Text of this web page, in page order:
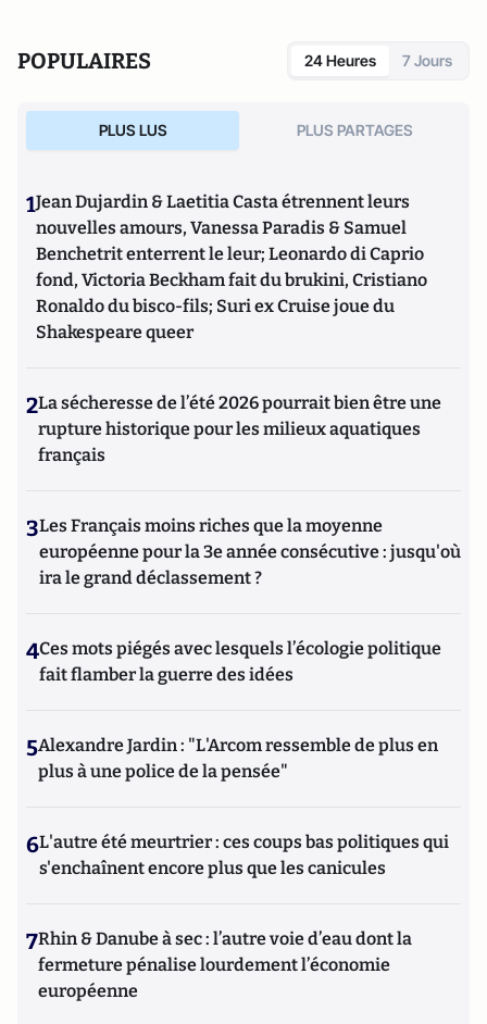
POPULAIRES 24 Heures 7 Jours
PLUS LUS PLUS PARTAGES
1Jean Dujardin & Laetitia Casta étrennent leurs
nouvelles amours, Vanessa Paradis & Samuel
Benchetrit enterrent le leur; Leonardo di Caprio
fond, Victoria Beckham fait du brukini, Cristiano
Ronaldo du bisco-fils; Suri ex Cruise joue du
Shakespeare queer
2La sécheresse de l’été 2026 pourrait bien être une
rupture historique pour les milieux aquatiques
français
3Les Français moins riches que la moyenne
européenne pour la 3e année consécutive : jusqu'où
ira le grand déclassement ?
4Ces mots piégés avec lesquels l’écologie politique
fait flamber la guerre des idées
5Alexandre Jardin : "L'Arcom ressemble de plus en
plus à une police de la pensée"
6L'autre été meurtrier : ces coups bas politiques qui
s'enchaînent encore plus que les canicules
7Rhin & Danube à sec : l’autre voie d’eau dont la
fermeture pénalise lourdement l’économie
européenne